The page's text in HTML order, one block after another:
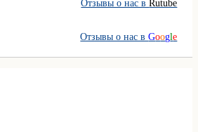
Отзывы о нас вRutube
Отзывы о нас вGoogle